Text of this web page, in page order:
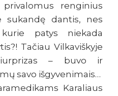
renginius
sukandę dantis, nes
patys niekada
Tačiau Vilkaviškyje
– buvo ir
savo išgyvenimais…
Karaliaus